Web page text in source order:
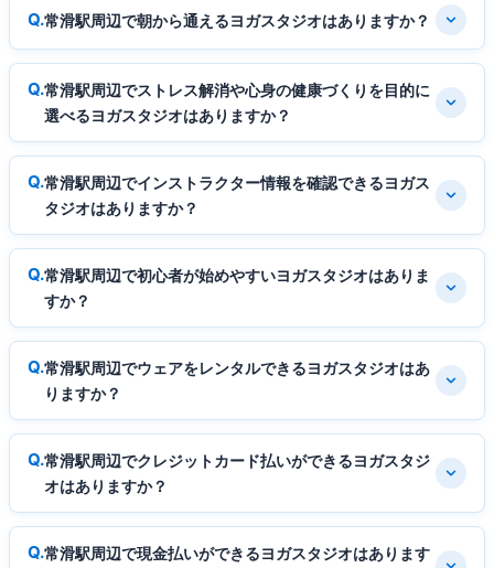
常滑駅周辺で朝から通えるヨガスタジオはありますか？
常滑駅周辺でストレス解消や心身の健康づくりを目的に
選べるヨガスタジオはありますか？
常滑駅周辺でインストラクター情報を確認できるヨガス
タジオはありますか？
常滑駅周辺で初心者が始めやすいヨガスタジオはありま
すか？
常滑駅周辺でウェアをレンタルできるヨガスタジオはあ
りますか？
常滑駅周辺でクレジットカード払いができるヨガスタジ
オはありますか？
常滑駅周辺で現金払いができるヨガスタジオはあります